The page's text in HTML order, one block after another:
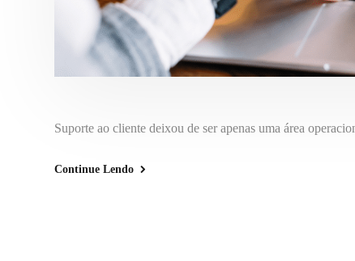
Suporte ao cliente deixou de ser apenas uma área
Continue Lendo